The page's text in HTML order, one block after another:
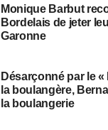
Monique Barbut
Bordelais de jeter
Garonne
Désarçonné par le
la boulangère,
la boulangerie